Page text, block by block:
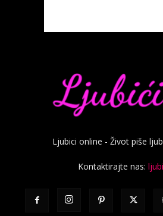
Ljubici online - Život piše
Kontaktirajte nas: